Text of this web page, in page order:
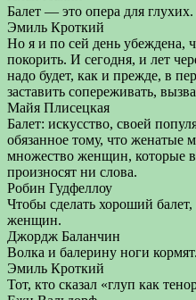
Балет — это опера для глухих.
Эмиль Кроткий
Но я и по сей день убеждена,
покорить. И сегодня, и лет
надо будет, как и прежде, в
заставить сопереживать,
Майя Плисецкая
Балет: искусство, своей
обязанное тому, что женатые
множество женщин, которые в
произносят ни слова.
Робин Гудфеллоу
Чтобы сделать хороший
женщин.
Джордж Баланчин
Волка и балерину ноги кормят.
Эмиль Кроткий
Тот, кто сказал «глуп как